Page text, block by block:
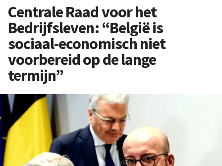
Centrale Raad voor het
Bedrijfsleven: “België is
sociaal-economisch niet
voorbereid op de lange
termijn”